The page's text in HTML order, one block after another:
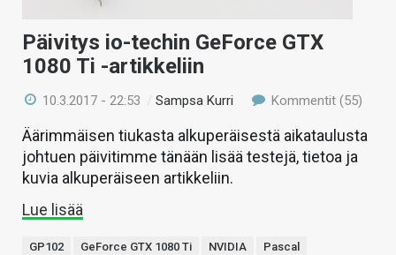
Päivitys io-techin GeForce GTX
1080 Ti -artikkeliin
10.3.2017 - 22:53 /Sampsa Kurri Kommentit (55)
Äärimmäisen tiukasta alkuperäisestä aikataulusta
johtuen päivitimme tänään lisää testejä, tietoa ja
kuvia alkuperäiseen artikkeliin.
Lue lisää
GP102 GeForce GTX 1080 Ti NVIDIA Pascal